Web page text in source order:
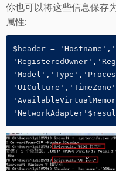
你也可以将这些信息保存
属性:
$header =